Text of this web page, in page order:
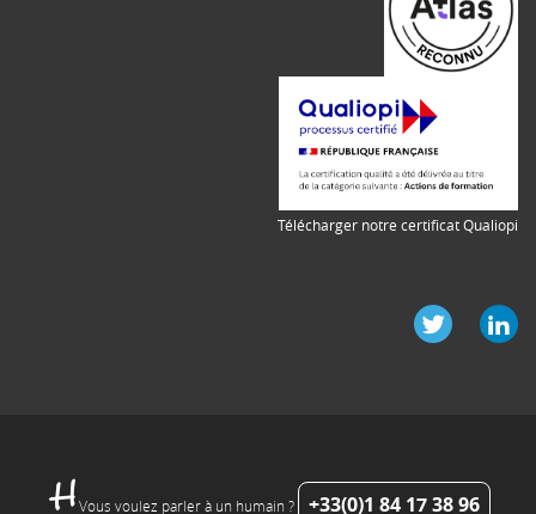
Télécharger notre certificat Qualiopi
Vous voulez parler à un humain ? +33(0)1 84 17 38 96